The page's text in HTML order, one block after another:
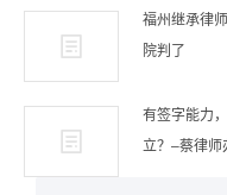
福州继承律
院判了
有签字能力
立？–蔡律师